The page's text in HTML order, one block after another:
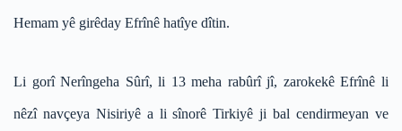
Hemam yê girêday Efrînê hatîye dîtin.
Li gorî Nerîngeha Sûrî, li 13 meha rabûrî jî, zarokekê Efrînê li
nêzî navçeya Nisiriyê a li sînorê Tirkiyê ji bal cendirmeyan ve